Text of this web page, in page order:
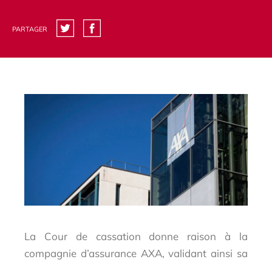
PARTAGER
La Cour de cassation donne raison à la
compagnie d’assurance AXA, validant ainsi sa